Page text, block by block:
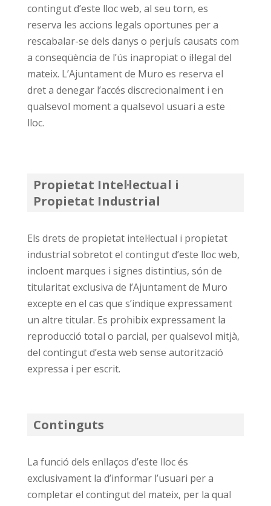
contingut d’este lloc web, al seu torn, es
reserva les accions legals oportunes per a
rescabalar-se dels danys o perjuís causats com
a conseqüència de l’ús inapropiat o il·legal del
mateix. L’Ajuntament de Muro es reserva el
dret a denegar l’accés discrecionalment i en
qualsevol moment a qualsevol usuari a este
lloc.
Propietat Intel·lectual i
Propietat Industrial
Els drets de propietat intel·lectual i propietat
industrial sobretot el contingut d’este lloc web,
incloent marques i signes distintius, són de
titularitat exclusiva de l’Ajuntament de Muro
excepte en el cas que s’indique expressament
un altre titular. Es prohibix expressament la
reproducció total o parcial, per qualsevol mitjà,
del contingut d’esta web sense autorització
expressa i per escrit.
Continguts
La funció dels enllaços d’este lloc és
exclusivament la d’informar l’usuari per a
completar el contingut del mateix, per la qual